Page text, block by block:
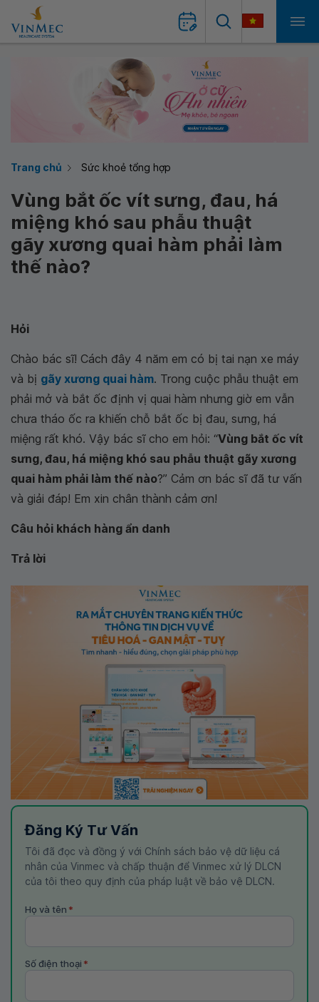
Trang chủ Sức khoẻ tổng hợp
Vùng bắt ốc vít sưng, đau, há
miệng khó sau phẫu thuật
gãy xương quai hàm phải làm
thế nào?
Hỏi
Chào bác sĩ! Cách đây 4 năm em có bị tai nạn xe máy
và bị gãy xương quai hàm. Trong cuộc phẫu thuật em
phải mở và bắt ốc định vị quai hàm nhưng giờ em vẫn
chưa tháo ốc ra khiến chỗ bắt ốc bị đau, sưng, há
miệng rất khó. Vậy bác sĩ cho em hỏi: “Vùng bắt ốc vít
sưng, đau, há miệng khó sau phẫu thuật gãy xương
quai hàm phải làm thế nào?” Cảm ơn bác sĩ đã tư vấn
và giải đáp! Em xin chân thành cảm ơn!
Câu hỏi khách hàng ẩn danh
Trả lời
Đăng Ký Tư Vấn
Tôi đã đọc và đồng ý với Chính sách bảo vệ dữ liệu cá
nhân của Vinmec và chấp thuận để Vinmec xử lý DLCN
của tôi theo quy định của pháp luật về bảo vệ DLCN.
Họ và tên *
Số điện thoại *